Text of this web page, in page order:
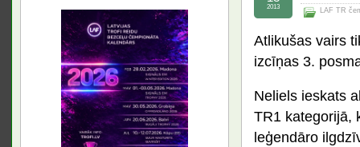
LAF TR
2013
Atlikušas vairs
izcīņas 3.
Neliels ieskats
TR1 kategorijā,
leģendāro